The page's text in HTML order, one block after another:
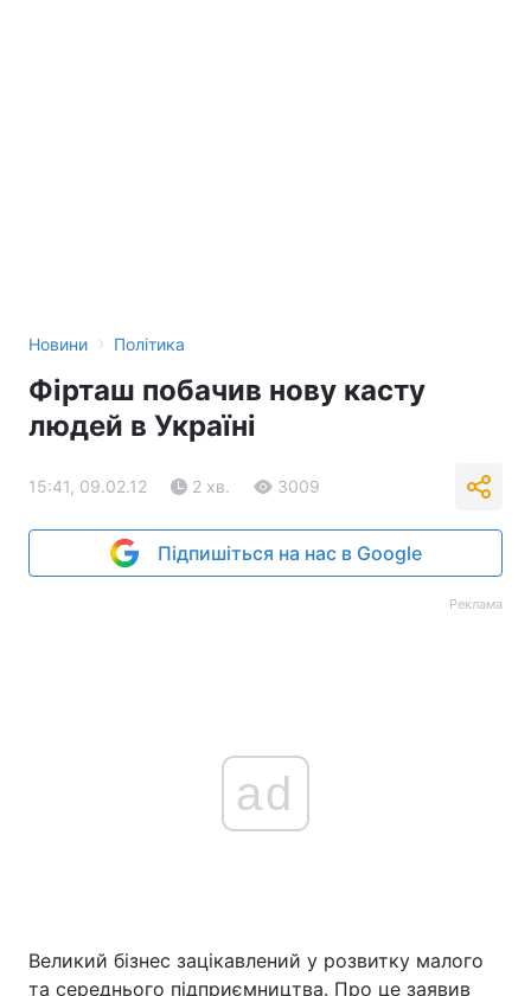
Новини › Політика
Фірташ побачив нову касту
людей в Україні
15:41, 09.02.12 2 хв. 3009
Підпишіться на нас в Google
Реклама
ad
Великий бізнес зацікавлений у розвитку малого
та середнього підприємництва. Про це заявив